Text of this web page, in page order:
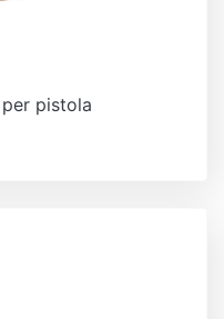
pistola